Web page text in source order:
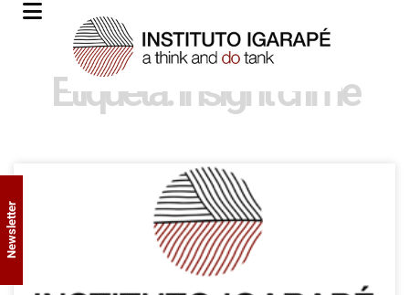
Etiqueta: insight crime
Newsletter